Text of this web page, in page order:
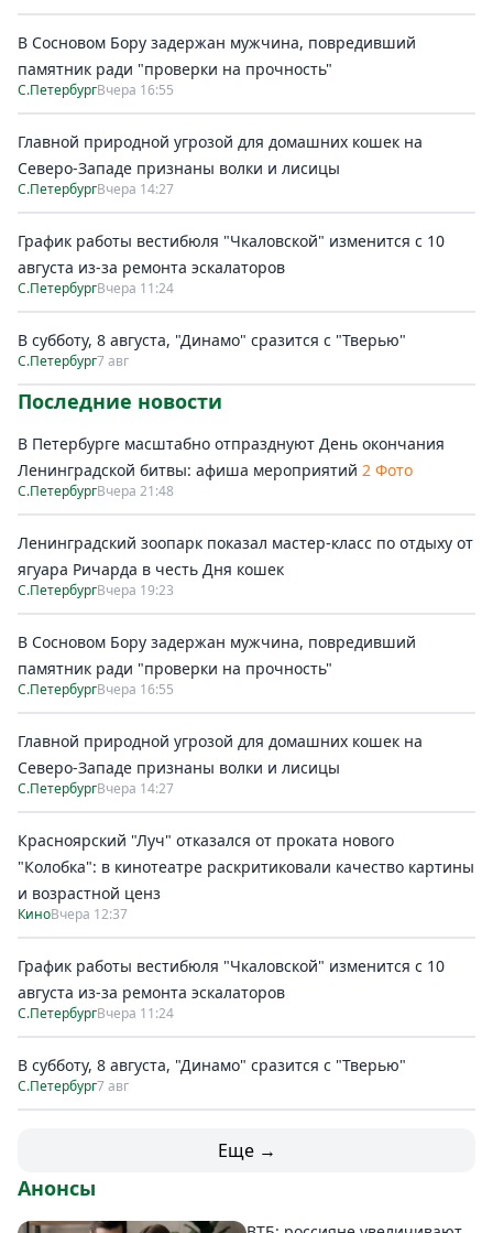
В Сосновом Бору задержан мужчина, повредивший
памятник ради "проверки на прочность"
С.ПетербургВчера 16:55
Главной природной угрозой для домашних кошек на
Северо-Западе признаны волки и лисицы
С.ПетербургВчера 14:27
График работы вестибюля "Чкаловской" изменится с 10
августа из-за ремонта эскалаторов
С.ПетербургВчера 11:24
В субботу, 8 августа, "Динамо" сразится с "Тверью"
С.Петербург7 авг
Последние новости
В Петербурге масштабно отпразднуют День окончания
Ленинградской битвы: афиша мероприятий 2 Фото
С.ПетербургВчера 21:48
Ленинградский зоопарк показал мастер-класс по отдыху от
ягуара Ричарда в честь Дня кошек
С.ПетербургВчера 19:23
В Сосновом Бору задержан мужчина, повредивший
памятник ради "проверки на прочность"
С.ПетербургВчера 16:55
Главной природной угрозой для домашних кошек на
Северо-Западе признаны волки и лисицы
С.ПетербургВчера 14:27
Красноярский "Луч" отказался от проката нового
"Колобка": в кинотеатре раскритиковали качество картины
и возрастной ценз
КиноВчера 12:37
График работы вестибюля "Чкаловской" изменится с 10
августа из-за ремонта эскалаторов
С.ПетербургВчера 11:24
В субботу, 8 августа, "Динамо" сразится с "Тверью"
С.Петербург7 авг
Еще →
Анонсы